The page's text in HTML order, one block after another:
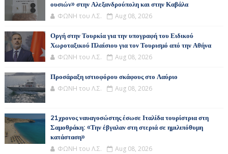
ουσιών» στην Αλεξανδρούπολη και στην Καβάλα
ΦΩΝΗ του Λ.Σ. Aug 08, 2026
Οργή στην Τουρκία για την υπογραφή του Ειδικού
Χωροταξικού Πλαίσιου για τον Τουρισμό από την Αθήνα
ΦΩΝΗ του Λ.Σ. Aug 08, 2026
Προσάραξη ιστιοφόρου σκάφους στο Λαύριο
ΦΩΝΗ του Λ.Σ. Aug 08, 2026
21χρονος ναυαγοσώστης έσωσε Ιταλίδα τουρίστρια στη
Σαμοθράκη: «Την έβγαλαν στη στεριά σε ημιλιπόθυμη
κατάσταση»
ΦΩΝΗ του Λ.Σ. Aug 08, 2026